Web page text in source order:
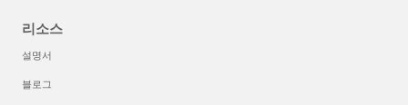
리소스
설명서
블로그